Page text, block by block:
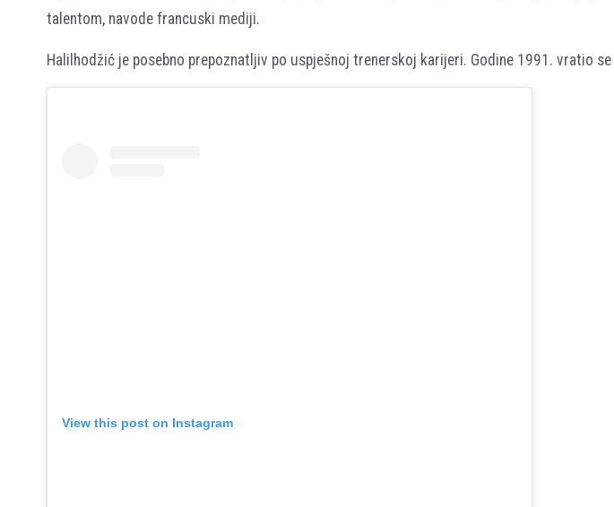
talentom, navode francuski mediji.
Halilhodžić je posebno prepoznatljiv po uspješnoj trenerskoj karijeri. Godine 1991. vratio
View this post on Instagram